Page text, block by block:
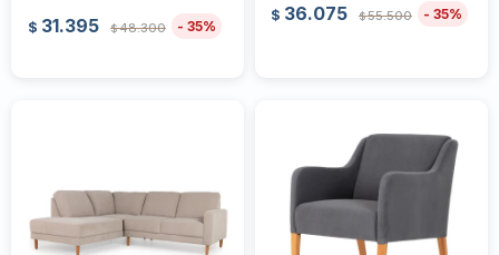
$ 31.395 $48.300 35
$ 36.075 $55.500 35